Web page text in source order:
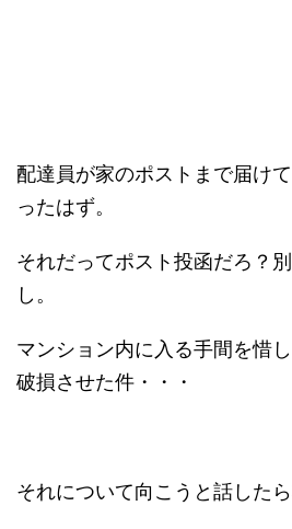
配達員が家のポストまで届け
ったはず。
それだってポスト投函だろ？
し。
マンション内に入る手間を惜
破損させた件・・・
それについて向こうと話したら